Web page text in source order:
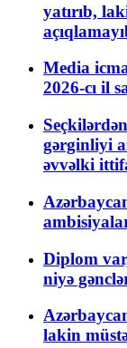
yatırıb,
Media
2026-cı il
gərginliyi
əvvəlki
Diplom
niyə
lakin